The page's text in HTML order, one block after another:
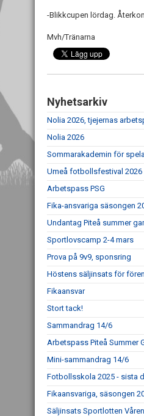
-Blikkcupen lördag.
Mvh/Tränarna
Nyhetsarkiv
Nolia 2026, tjejernas
Nolia 2026
Sommarakademin för
Umeå fotbollsfestival 2026
Arbetspass PSG
Fika-ansvariga säsongen
Undantag Piteå summer
Sportlovscamp 2-4 mars
Prova på 9v9, sponsring
Höstens säljinsats för
Fikaansvar
Stort tack!
Sammandrag 14/6
Arbetspass Piteå Summer
Mini-sammandrag 14/6
Fotbollsskola 2025 - sista
Fikaansvariga, säsongen
Säljinsats Sportlotten